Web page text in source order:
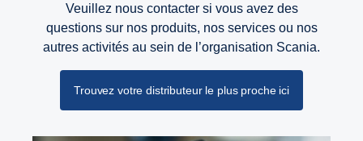
Veuillez nous contacter si vous avez des
questions sur nos produits, nos services ou nos
autres activités au sein de l’organisation Scania.
Trouvez votre distributeur le plus proche ici